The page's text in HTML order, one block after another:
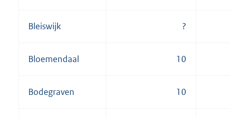
Bleiswijk ?
Bloemendaal 10
Bodegraven 10